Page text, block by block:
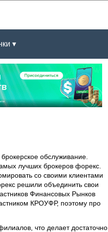
▾
обслуживание.
лучших брокеров форекс.
со своими клиентами
решили объединить свои
Финансовых Рынков
КРОУФР, поэтому про
что делает достаточно